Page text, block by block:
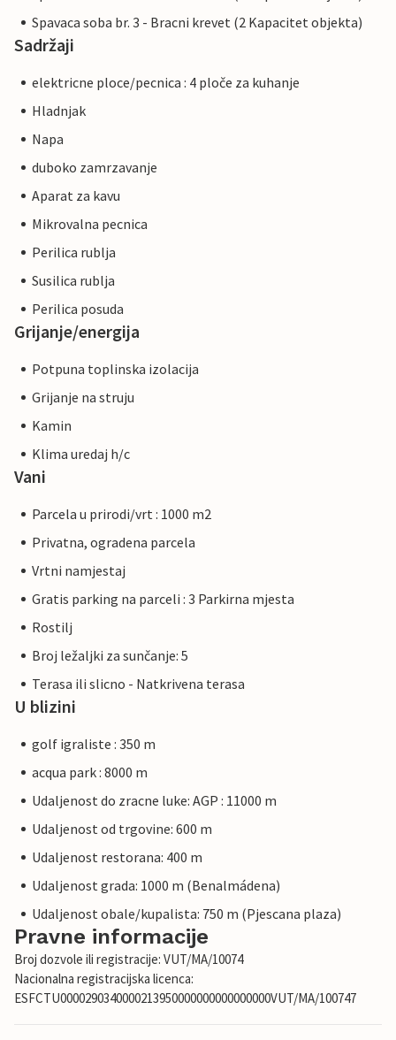
Spavaca soba br. 3 - Bracni krevet (2 Kapacitet objekta)
Sadržaji
elektricne ploce/pecnica : 4 ploče za kuhanje
Hladnjak
Napa
duboko zamrzavanje
Aparat za kavu
Mikrovalna pecnica
Perilica rublja
Susilica rublja
Perilica posuda
Grijanje/energija
Potpuna toplinska izolacija
Grijanje na struju
Kamin
Klima uredaj h/c
Vani
Parcela u prirodi/vrt : 1000 m2
Privatna, ogradena parcela
Vrtni namjestaj
Gratis parking na parceli : 3 Parkirna mjesta
Rostilj
Broj ležaljki za sunčanje: 5
Terasa ili slicno - Natkrivena terasa
U blizini
golf igraliste : 350 m
acqua park : 8000 m
Udaljenost do zracne luke: AGP : 11000 m
Udaljenost od trgovine: 600 m
Udaljenost restorana: 400 m
Udaljenost grada: 1000 m (Benalmádena)
Udaljenost obale/kupalista: 750 m (Pjescana plaza)
Pravne informacije
Broj dozvole ili registracije: VUT/MA/10074
Nacionalna registracijska licenca:
ESFCTU0000290340000213950000000000000000VUT/MA/100747